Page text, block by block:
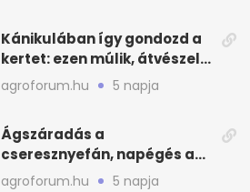
Kánikulában így gondozd a
kertet: ezen múlik, átvészeli-
e a hőséget
agroforum.hu 5 napja
Ágszáradás a
cseresznyefán, napégés a
kajszin: mit tehetsz most?
agroforum.hu 5 napja